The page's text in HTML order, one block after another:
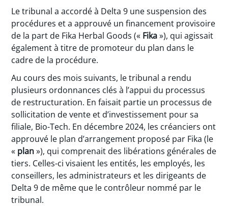
Le tribunal a accordé à Delta 9 une suspension des
procédures et a approuvé un financement provisoire
de la part de Fika Herbal Goods (« Fika»), qui agissait
également à titre de promoteur du plan dans le
cadre de la procédure.
Au cours des mois suivants, le tribunal a rendu
plusieurs ordonnances clés à l’appui du processus
de restructuration. En faisait partie un processus de
sollicitation de vente et d’investissement pour sa
filiale, Bio-Tech. En décembre 2024, les créanciers ont
approuvé le plan d’arrangement proposé par Fika (le
« plan»), qui comprenait des libérations générales de
tiers. Celles-ci visaient les entités, les employés, les
conseillers, les administrateurs et les dirigeants de
Delta 9 de même que le contrôleur nommé par le
tribunal.